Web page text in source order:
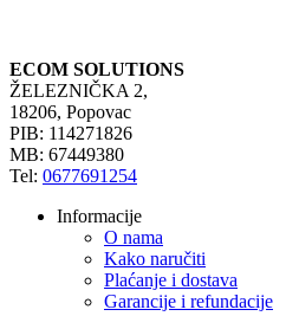
ECOM SOLUTIONS
ŽELEZNIČKA 2,
18206, Popovac
PIB: 114271826
MB: 67449380
Tel: 0677691254
Informacije
O nama
Kako naručiti
Plaćanje i dostava
Garancije i refundacije